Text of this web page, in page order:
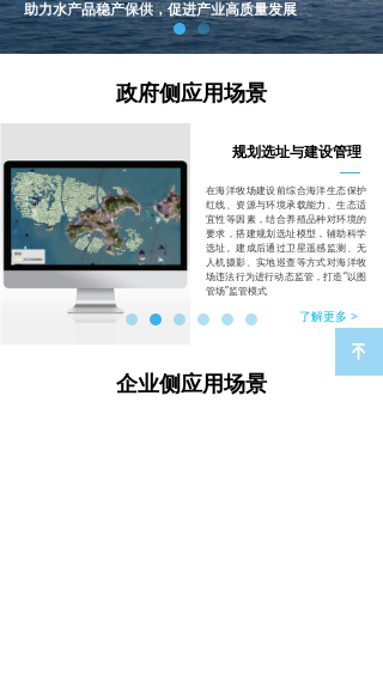
政府侧应用场景
助力水产品稳产保供，促进产业高质量发展
在海洋牧场建设前综合海洋生态保护
红线、资源与环境承载能力、生态适
宜性等因素，结合养殖品种对环境的
要求，搭建规划选址模型，辅助科学
选址。建成后通过卫星遥感监测、无
人机摄影、实地巡查等方式对海洋牧
场违法行为进行动态监管，打造“以图
管场”监管模式
规划选址与建设管理
了解更多 >
汇集海洋生态环境、海洋牧场规
划建设、生产运营等数据，形成
海洋生态环境专题、海洋牧场规
划建设专题、渔业产业发展专
题、金融保险专题等内容，实
现“一屏全览”海洋生态环境保护与
海洋牧场建设发展情况
了解更多 >
海洋牧场大数据专题
企业侧应用场景
녠